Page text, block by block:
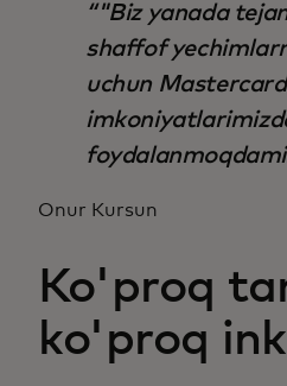
"Biz yanada
shaffof
uchun
Onur Kursun
Ko'proq
ko'proq